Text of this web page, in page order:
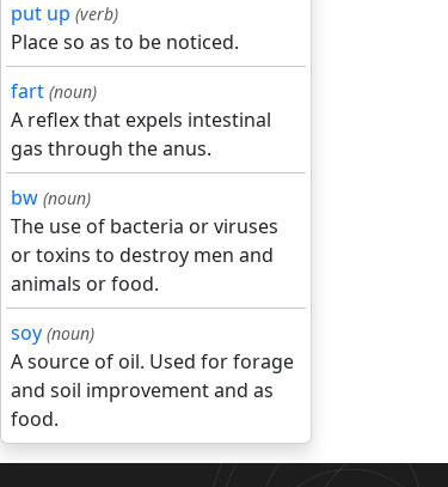
put up (verb)
Place so as to be noticed.
fart (noun)
A reflex that expels intestinal
gas through the anus.
bw (noun)
The use of bacteria or viruses
or toxins to destroy men and
animals or food.
soy (noun)
A source of oil. Used for forage
and soil improvement and as
food.